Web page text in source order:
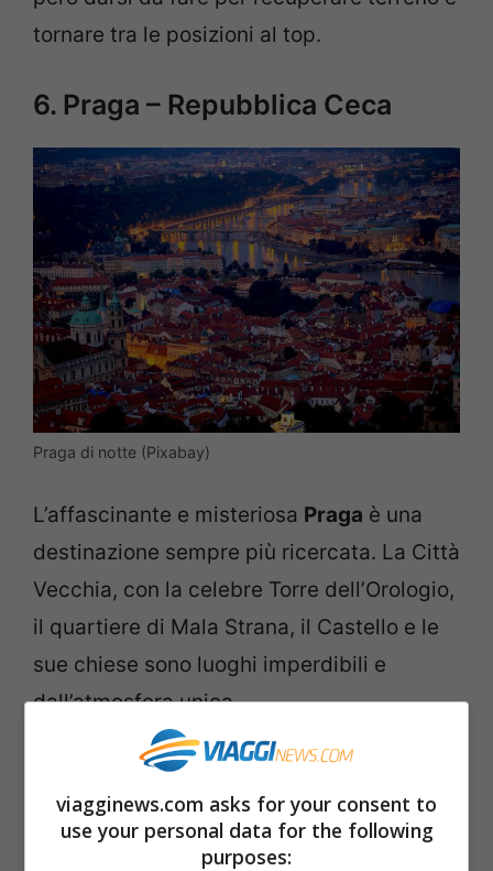
tornare tra le posizioni al top.
6. Praga – Repubblica Ceca
Praga di notte (Pixabay)
L’affascinante e misteriosa Praga è una
destinazione sempre più ricercata. La Città
Vecchia, con la celebre Torre dell’Orologio,
il quartiere di Mala Strana, il Castello e le
sue chiese sono luoghi imperdibili e
dall’atmosfera unica.
5. Siem Reap – Cambogia
viagginews.com asks for your consent to
use your personal data for the following
purposes: